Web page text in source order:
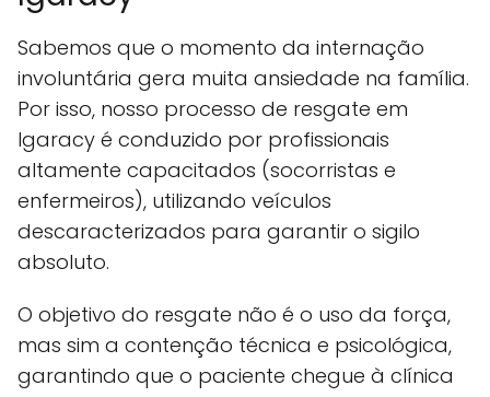
Sabemos que o momento da internação
involuntária gera muita ansiedade na família.
Por isso, nosso processo de resgate em
Igaracy é conduzido por profissionais
altamente capacitados (socorristas e
enfermeiros), utilizando veículos
descaracterizados para garantir o sigilo
absoluto.
O objetivo do resgate não é o uso da força,
mas sim a contenção técnica e psicológica,
garantindo que o paciente chegue à clínica